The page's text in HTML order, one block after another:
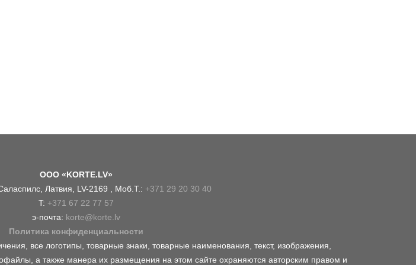
OOO «KORTE.LV»
Латвия, LV-2169 , Моб.Т.: +371 29 20 30 40
T: +371 67 22 77 57
э-почта: korte@korte.lv
Политика конфиденциальности
все логотипы, товарные знаки, товарные наименования, текст, изображения,
а также манера их размещения на этом сайте охраняются авторским правом и